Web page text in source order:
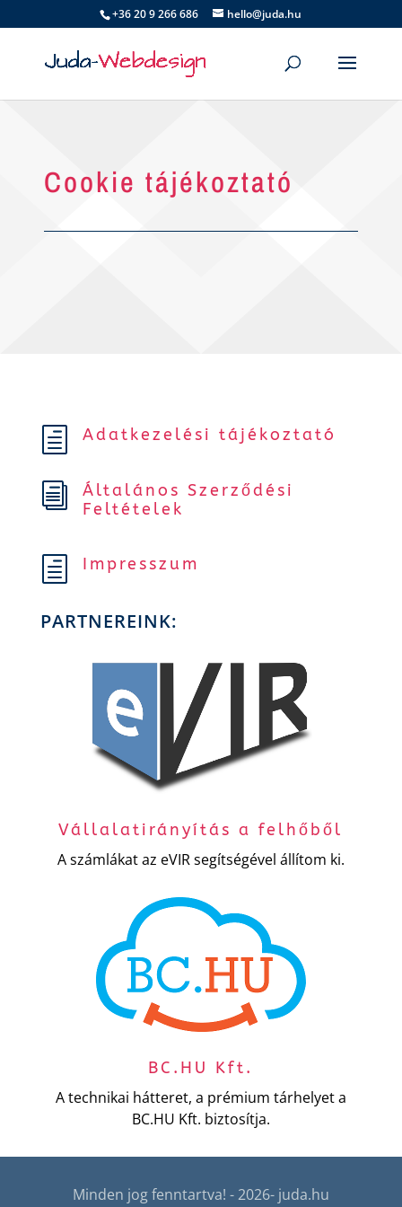
+36 20 9 266 686 hello@juda.hu
Cookie tájékoztató
h Adatkezelési tájékoztató
i
Általános Szerződési
Feltételek
h Impresszum
PARTNEREINK:
Vállalatirányítás a felhőből
A számlákat az eVIR segítségével állítom ki.
BC.HU Kft.
A technikai hátteret, a prémium tárhelyet a
BC.HU Kft. biztosítja.
Minden jog fenntartva! - 2026- juda.hu